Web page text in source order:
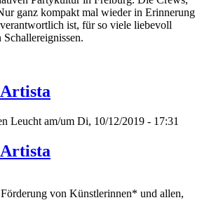
ganz kompakt mal wieder in Erinnerung
ist, für so viele liebevoll
Leucht am/um Di, 10/12/2019 - 17:31
von Künstlerinnen* und allen,